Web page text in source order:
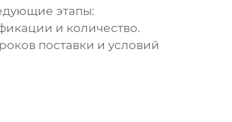
этапы:
и количество.
поставки и условий